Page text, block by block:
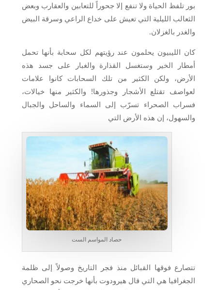
بور تلفظ الحياة ولا تنفع إلا جحوراً للتعابين والعقارب وبعض
الثعالب الليلية التي تعيش على خداع الراعي وسرقة البيض
والغدر بالغزلان.
كان الليبيون يحلمون عند رؤيتهم لكل سحابة بأنها تحمل
أمطار الخير وستغسل القذارة والغبار على جسد هذه
الأرض، ولكن الكثير من تلك السحابات كانوا علامات
لعواصف تقتلع الأشجار وجذورها! والكثير منها خيالات،
فسراب الصحراء تسرّب إلى السماء والساحل والجبال
والسهول، إن هذه الأرض التي
حصاد المواسم الست
تتصارع فوقها القبائل منذ فجر التاريخ وصولاً إلى ظلمة
الجغرافيا هي التي قال هيرودوت بأنها خرجت نحو الصحاري